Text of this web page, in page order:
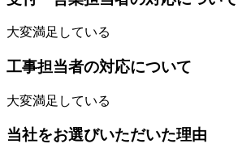
大変満足している
工事担当者の対応について
大変満足している
当社をお選びいただいた理由